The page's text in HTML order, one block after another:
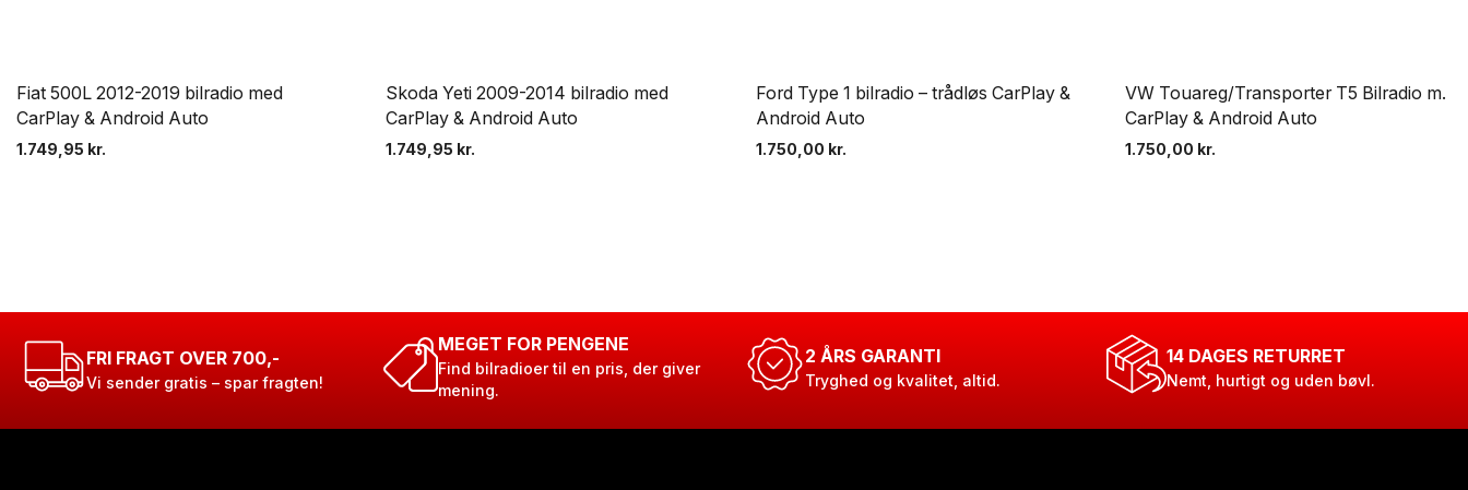
Fiat 500L 2012-2019 bilradio med
CarPlay & Android Auto
1.749,95 kr.
Skoda Yeti 2009-2014 bilradio med
CarPlay & Android Auto
1.749,95 kr.
Ford Type 1 bilradio – trådløs CarPlay &
Android Auto
1.750,00 kr.
VW Touareg/Transporter T5 Bilradio m.
CarPlay & Android Auto
1.750,00 kr.
FRI FRAGT OVER 700,-
Vi sender gratis – spar fragten!
MEGET FOR PENGENE
Find bilradioer til en pris, der giver
mening.
2 ÅRS GARANTI
Tryghed og kvalitet, altid.
14 DAGES RETURRET
Nemt, hurtigt og uden bøvl.